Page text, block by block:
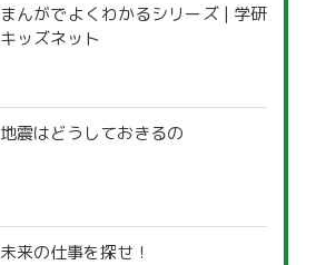
まんがでよくわかるシリーズ | 学研
キッズネット
地震はどうしておきるの
未来の仕事を探せ！